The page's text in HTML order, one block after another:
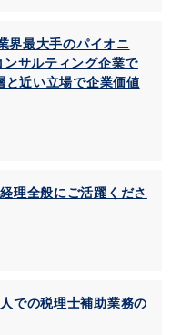
界最大手のパイオニ
サルティング企業で
と近い立場で企業価値
理全般にご活躍くださ
での税理士補助業務の